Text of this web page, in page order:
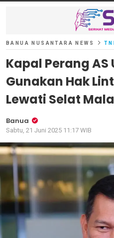
BANUA NUSANTARA NEWS
Kapal Perang AS
Gunakan Hak
Lewati Selat
Banua
Sabtu, 21 Juni 2025 11:17 WIB